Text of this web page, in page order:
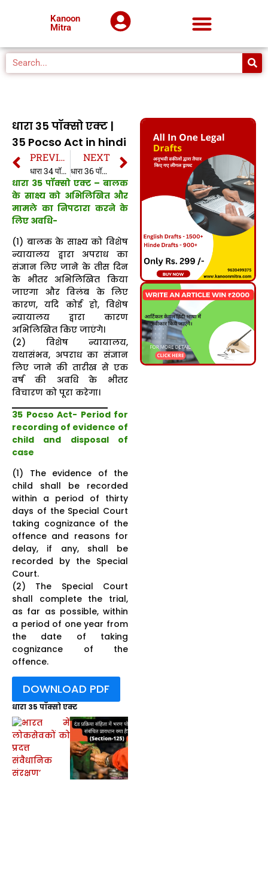
Kanoon
Mitra
धारा 35 पॉक्सो एक्ट |
35 Pocso Act in hindi
PREVIOUS
धारा 34 पॉक्सो एक्ट | 34 Pocso Act in hindi
NEXT
धारा 36 पॉक्सो एक्ट | 36 Pocso Act in hindi
धारा 35 पॉक्सो एक्ट – बालक
के साक्ष्य को अभिलिखित और
मामले का निपटारा करने के
लिए अवधि-
(1) बालक के साक्ष्य को विशेष
न्यायालय द्वारा अपराध का
संज्ञान लिए जाने के तीस दिन
के भीतर अभिलिखित किया
जाएगा और विलंब के लिए
कारण, यदि कोई हो, विशेष
न्यायालय द्वारा कारण
अभिलिखित किए जाएंगे।
(2) विशेष न्यायालय,
यथासंभव, अपराध का संज्ञान
लिए जाने की तारीख से एक
वर्ष की अवधि के भीतर
विचारण को पूरा करेगा।
35 Pocso Act- Period for
recording of evidence of
child and disposal of
case
(1) The evidence of the
child shall be recorded
within a period of thirty
days of the Special Court
taking cognizance of the
offence and reasons for
delay, if any, shall be
recorded by the Special
Court.
(2) The Special Court
shall complete the trial,
as far as possible, within
a period of one year from
the date of taking
cognizance of the
offence.
DOWNLOAD PDF
धारा 35 पॉक्सो एक्ट